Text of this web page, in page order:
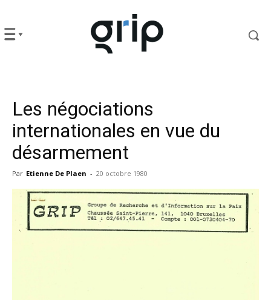
Les négociations
internationales en vue du
désarmement
Par Etienne De Plaen - 20 octobre 1980